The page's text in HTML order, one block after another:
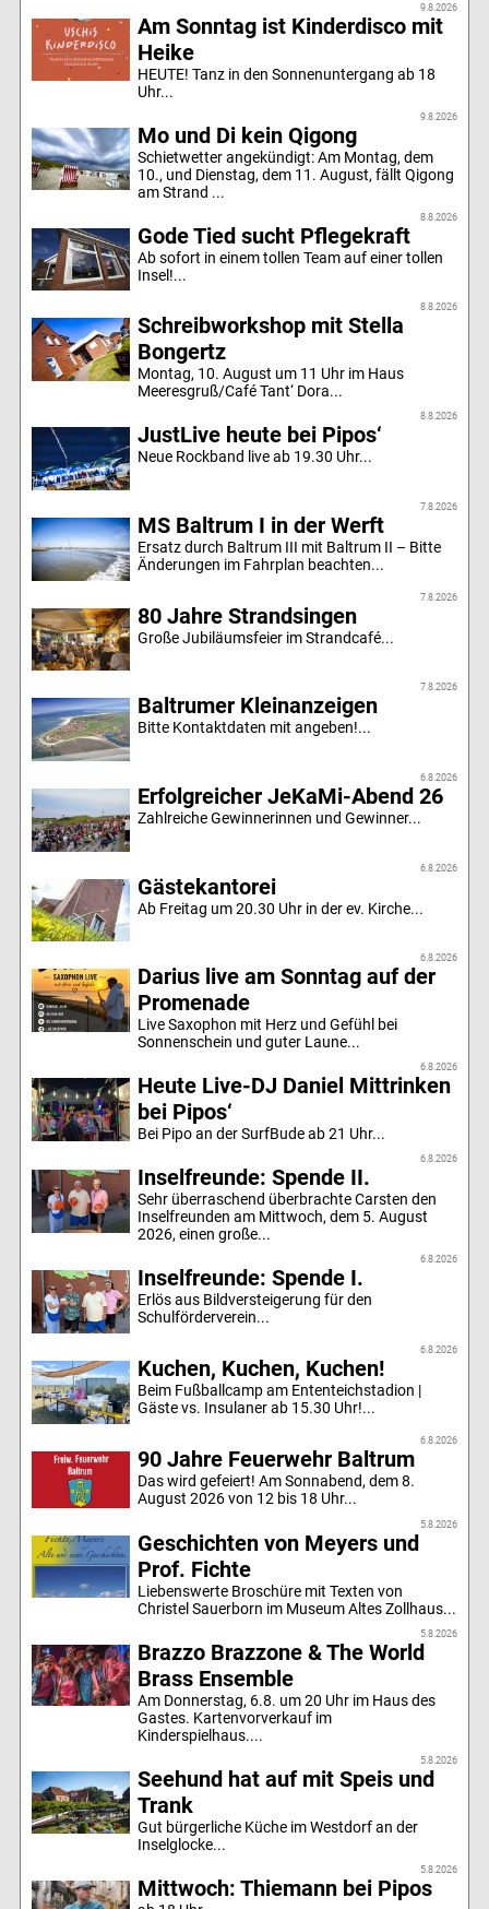
9.8.2026
Am Sonntag ist Kinderdisco mit
Heike
HEUTE! Tanz in den Sonnenuntergang ab 18
Uhr...
9.8.2026
Mo und Di kein Qigong
Schietwetter angekündigt: Am Montag, dem
10., und Dienstag, dem 11. August, fällt Qigong
am Strand ...
8.8.2026
Gode Tied sucht Pflegekraft
Ab sofort in einem tollen Team auf einer tollen
Insel!...
8.8.2026
Schreibworkshop mit Stella
Bongertz
Montag, 10. August um 11 Uhr im Haus
Meeresgruß/Café Tant‘ Dora...
8.8.2026
JustLive heute bei Pipos‘
Neue Rockband live ab 19.30 Uhr...
7.8.2026
MS Baltrum I in der Werft
Ersatz durch Baltrum III mit Baltrum II – Bitte
Änderungen im Fahrplan beachten...
7.8.2026
80 Jahre Strandsingen
Große Jubiläumsfeier im Strandcafé...
7.8.2026
Baltrumer Kleinanzeigen
Bitte Kontaktdaten mit angeben!...
6.8.2026
Erfolgreicher JeKaMi-Abend 26
Zahlreiche Gewinnerinnen und Gewinner...
6.8.2026
Gästekantorei
Ab Freitag um 20.30 Uhr in der ev. Kirche...
6.8.2026
Darius live am Sonntag auf der
Promenade
Live Saxophon mit Herz und Gefühl bei
Sonnenschein und guter Laune...
6.8.2026
Heute Live-DJ Daniel Mittrinken
bei Pipos‘
Bei Pipo an der SurfBude ab 21 Uhr...
6.8.2026
Inselfreunde: Spende II.
Sehr überraschend überbrachte Carsten den
Inselfreunden am Mittwoch, dem 5. August
2026, einen große...
6.8.2026
Inselfreunde: Spende I.
Erlös aus Bildversteigerung für den
Schulförderverein...
6.8.2026
Kuchen, Kuchen, Kuchen!
Beim Fußballcamp am Ententeichstadion |
Gäste vs. Insulaner ab 15.30 Uhr!...
6.8.2026
90 Jahre Feuerwehr Baltrum
Das wird gefeiert! Am Sonnabend, dem 8.
August 2026 von 12 bis 18 Uhr...
5.8.2026
Geschichten von Meyers und
Prof. Fichte
Liebenswerte Broschüre mit Texten von
Christel Sauerborn im Museum Altes Zollhaus...
5.8.2026
Brazzo Brazzone & The World
Brass Ensemble
Am Donnerstag, 6.8. um 20 Uhr im Haus des
Gastes. Kartenvorverkauf im
Kinderspielhaus....
5.8.2026
Seehund hat auf mit Speis und
Trank
Gut bürgerliche Küche im Westdorf an der
Inselglocke...
5.8.2026
Mittwoch: Thiemann bei Pipos